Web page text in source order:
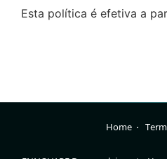
Esta política é efetiva a
Home ⋅